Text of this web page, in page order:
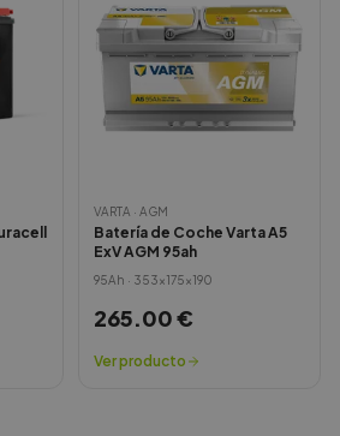
VARTA · AGM
Batería de Coche Varta A5
ExV AGM 95ah
95Ah · 353x175x190
265.00€
Ver producto